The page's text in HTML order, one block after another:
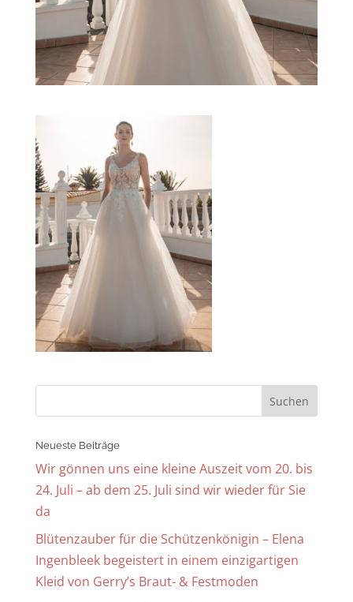
Neueste Beiträge
Wir gönnen uns eine kleine Auszeit vom 20. bis
24. Juli – ab dem 25. Juli sind wir wieder für Sie
da
Blütenzauber für die Schützenkönigin – Elena
Ingenbleek begeistert in einem einzigartigen
Kleid von Gerry’s Braut- & Festmoden